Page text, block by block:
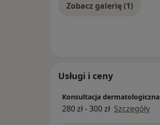
Zobacz galerię (1)
Usługi i ceny
Konsultacja dermatologiczna
280 zł - 300 zł Szczegóły